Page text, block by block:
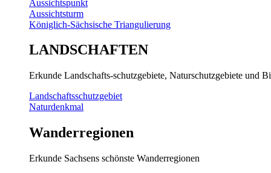
Aussichtspunkt
Aussichtsturm
Königlich-Sächsische Triangulierung
LANDSCHAFTEN
Erkunde Landschafts-schutzgebiete, Naturschutzgebiete und
Landschaftsschutzgebiet
Naturdenkmal
Wanderregionen
Erkunde Sachsens schönste Wanderregionen